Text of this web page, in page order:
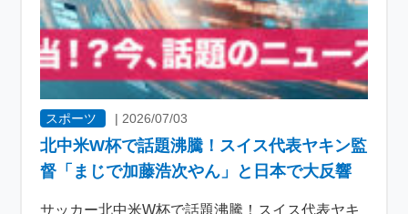
スポーツ | 2026/07/03
北中米W杯で話題沸騰！スイス代表ヤキン監
督「まじで加藤浩次やん」と日本で大反響
サッカー北中米W杯で話題沸騰！スイス代表ヤキ